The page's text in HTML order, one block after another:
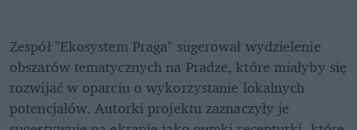
Zespół "Ekosystem Praga" sugerował wydzielenie
obszarów tematycznych na Pradze, które miałyby się
rozwijać w oparciu o wykorzystanie lokalnych
potencjałów. Autorki projektu zaznaczyły je